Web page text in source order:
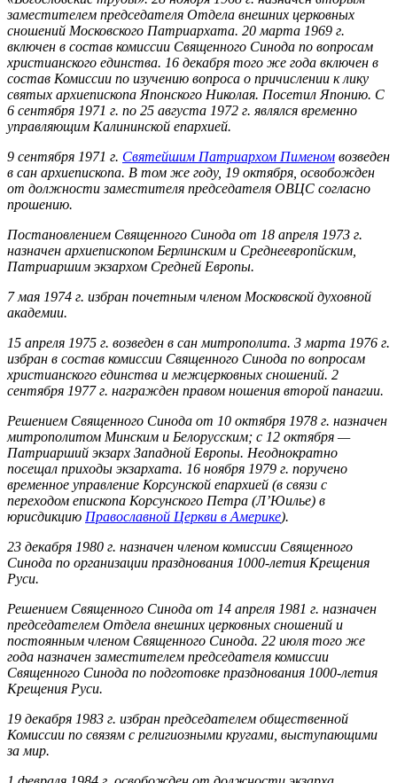
заместителем председателя Отдела внешних церковных
сношений Московского Патриархата. 20 марта 1969 г.
включен в состав комиссии Священного Синода по вопросам
христианского единства. 16 декабря того же года включен в
состав Комиссии по изучению вопроса о причислении к лику
святых архиепископа Японского Николая. Посетил Японию. С
6 сентября 1971 г. по 25 августа 1972 г. являлся временно
управляющим Калининской епархией.
9 сентября 1971 г. Святейшим Патриархом Пименом возведен
в сан архиепископа. В том же году, 19 октября, освобожден
от должности заместителя председателя ОВЦС согласно
прошению.
Постановлением Священного Синода от 18 апреля 1973 г.
назначен архиепископом Берлинским и Среднеевропйским,
Патриаршим экзархом Средней Европы.
7 мая 1974 г. избран почетным членом Московской духовной
академии.
15 апреля 1975 г. возведен в сан митрополита. 3 марта 1976 г.
избран в состав комиссии Священного Синода по вопросам
христианского единства и межцерковных сношений. 2
сентября 1977 г. награжден правом ношения второй панагии.
Решением Священного Синода от 10 октября 1978 г. назначен
митрополитом Минским и Белорусским; с 12 октября —
Патриарший экзарх Западной Европы. Неоднократно
посещал приходы экзархата. 16 ноября 1979 г. поручено
временное управление Корсунской епархией (в связи с
переходом епископа Корсунского Петра (Л’Юилье) в
юрисдикцию Православной Церкви в Америке).
23 декабря 1980 г. назначен членом комиссии Священного
Синода по организации празднования 1000-летия Крещения
Руси.
Решением Священного Синода от 14 апреля 1981 г. назначен
председателем Отдела внешних церковных сношений и
постоянным членом Священного Синода. 22 июля того же
года назначен заместителем председателя комиссии
Священного Синода по подготовке празднования 1000-летия
Крещения Руси.
19 декабря 1983 г. избран председателем общественной
Комиссии по связям с религиозными кругами, выступающими
за мир.